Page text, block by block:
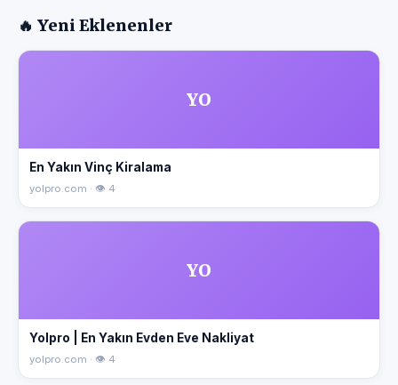
🔥 Yeni Eklenenler
YO
En Yakın Vinç Kiralama
yolpro.com · 👁 4
YO
Yolpro | En Yakın Evden Eve Nakliyat
yolpro.com · 👁 4